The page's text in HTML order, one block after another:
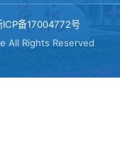
ICP备17004772号
All Rights Reserved